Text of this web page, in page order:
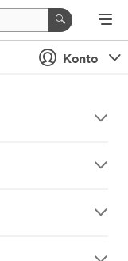
Konto